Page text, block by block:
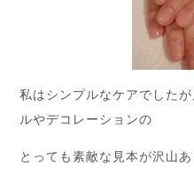
私はシンプルなケアでした
ルやデコレーションの
とっても素敵な見本が沢山あ